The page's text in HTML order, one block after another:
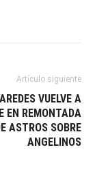
Artículo siguiente
VUELVE A
EN REMONTADA
ASTROS SOBRE
ANGELINOS